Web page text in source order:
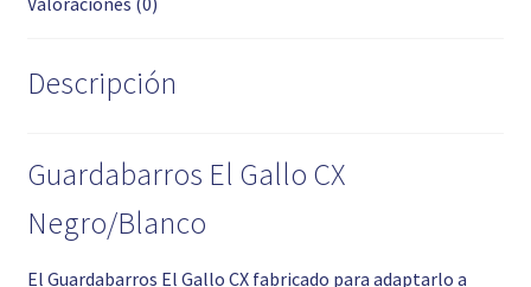
Descripción
Guardabarros El Gallo CX
Negro/Blanco
El Guardabarros El Gallo CX fabricado para adaptarlo a